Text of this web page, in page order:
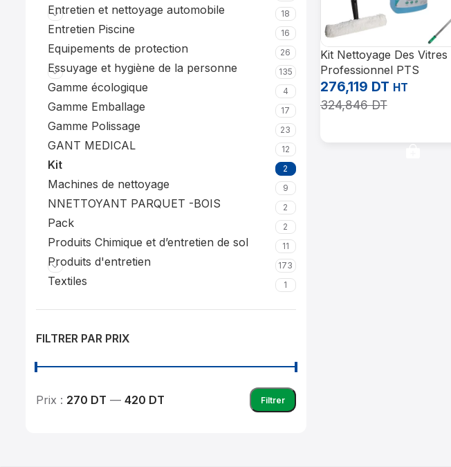
Entretien et nettoyage automobile 18
Entretien Piscine 16
Equipements de protection 26
Essuyage et hygiène de la personne 135
Gamme écologique 4
Gamme Emballage 17
Gamme Polissage 23
GANT MEDICAL 12
Kit 2
Machines de nettoyage 9
NNETTOYANT PARQUET -BOIS 2
Pack 2
Produits Chimique et d’entretien de sol 11
Produits d'entretien 173
Textiles 1
FILTRER PAR PRIX
Filtrer
Prix : 270 DT — 420 DT
Kit Nettoyage Des Vitres
Professionnel PTS
276,119 DT HT
324,846DT